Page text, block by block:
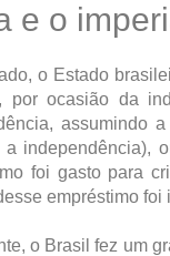
e o
o Estado
por ocasião da
assumindo
a independência),
foi gasto para
empréstimo
o Brasil fez um